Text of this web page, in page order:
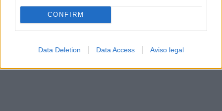
CONFIRM
Data Deletion Data Access Aviso legal